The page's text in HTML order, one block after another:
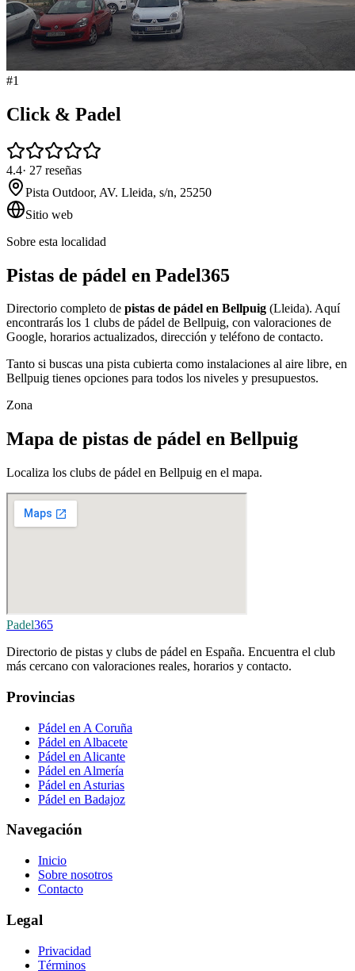
#1
Click & Padel
4.4· 27 reseñas
Pista Outdoor, AV. Lleida, s/n, 25250
Sitio web
Sobre esta localidad
Pistas de pádel en Padel365
Directorio completo de pistas de pádel en Bellpuig (Lleida). Aquí
encontrarás los 1 clubs de pádel de Bellpuig, con valoraciones de
Google, horarios actualizados, dirección y teléfono de contacto.
Tanto si buscas una pista cubierta como instalaciones al aire libre, en
Bellpuig tienes opciones para todos los niveles y presupuestos.
Zona
Mapa de pistas de pádel en Bellpuig
Localiza los clubs de pádel en Bellpuig en el mapa.
Padel365
Directorio de pistas y clubs de pádel en España. Encuentra el club
más cercano con valoraciones reales, horarios y contacto.
Provincias
Pádel en A Coruña
Pádel en Albacete
Pádel en Alicante
Pádel en Almería
Pádel en Asturias
Pádel en Badajoz
Navegación
Inicio
Sobre nosotros
Contacto
Legal
Privacidad
Términos